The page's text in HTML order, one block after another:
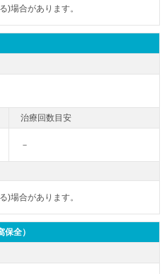
)場合があります。
－
)場合があります。
全）